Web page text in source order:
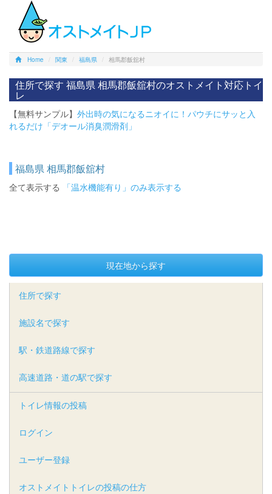
Home 関東 福島県 相馬郡飯舘村
住所で探す 福島県 相馬郡飯舘村のオストメイト対応トイ
レ
【無料サンプル】 外出時の気になるニオイに！パウチにサッと入
れるだけ「デオール消臭潤滑剤」
福島県 相馬郡飯舘村
全て表示する 「温水機能有り」のみ表示する
現在地から探す
住所で探す
施設名で探す
駅・鉄道路線で探す
高速道路・道の駅で探す
トイレ情報の投稿
ログイン
ユーザー登録
オストメイトトイレの投稿の仕方